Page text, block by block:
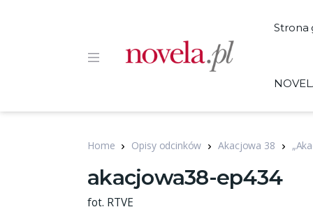
Strona
Home Opisy odcinków Akacjowa 38
akacjowa38-ep434
fot. RTVE